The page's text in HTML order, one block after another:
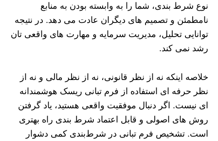
نوع شرط بندی، شما را به وابسته بودن به منابع
نامطمئن و تصمیم های دیگران عادت می‌ دهد. در نتیجه
توانایی تحلیل، مدیریت سرمایه و مهارت های واقعی تان
رشد نمی‌ کند.
خلاصه اینکه نه از نظر قانونی، نه از نظر مالی و نه از
نظر حرفه‌ ای استفاده از فرم تبانی ریسک هوشمندانه‌
ای نیست. اگر دنبال موفقیت واقعی هستید، یاد گرفتن
روش‌ های اصولی و قابل اعتماد شرط بندی راه بهتری
است. تشخیص فرم تبانی در شرط‌بندی کمی دشوار